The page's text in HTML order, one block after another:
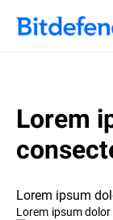
Lorem
Lorem ipsum
Lorem ipsum